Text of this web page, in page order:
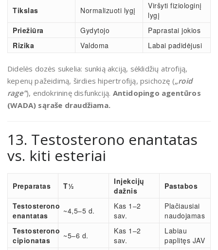
Tikslas Normalizuoti lygį
Viršyti fiziologinį
lygį
Priežiūra
Gydytojo
Paprastai jokios
Rizika
Valdoma Labai padidėjusi
Didelės dozės sukelia: sunkią akciją, sėklidžių atrofiją,
kepenų pažeidimą, širdies hipertrofiją, psichozę („roid
rage”), endokrininę disfunkciją. Antidopingo agentūros
(WADA) sąraše draudžiama.
13. Testosterono enantatas
vs. kiti esteriai
Preparatas T½
Injekcijų
dažnis
Pastabos
Testosterono
enantatas
~4,5–5 d.
Kas 1–2
sav.
Plačiausiai
naudojamas
Testosterono
cipionatas
~5–6 d.
Kas 1–2
sav.
Labiau
paplitęs JAV